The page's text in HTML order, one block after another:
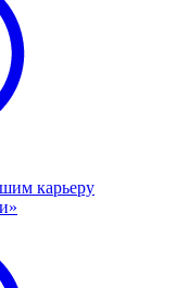
карьеру